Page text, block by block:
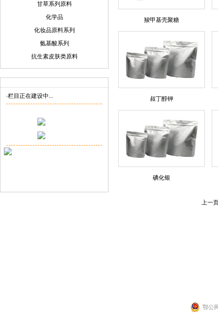
甘草系列原料
化学品
化妆品原料系列
氨基酸系列
抗生素皮肤类原料
·栏目正在建设中...
羧甲基壳聚糖
叔丁醇钾
碘化银
上一
鄂公